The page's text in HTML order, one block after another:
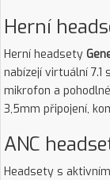
Herní
Herní headsety
nabízejí virtuální
mikrofon a
3,5mm připojení,
ANC
Headsety s